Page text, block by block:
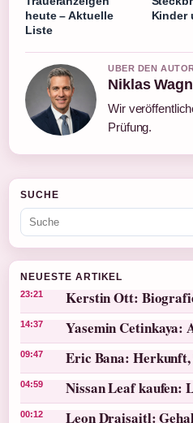
heute – Aktuelle
Liste
Kinder
UBER DEN
Niklas
Wir
Prüfung.
SUCHE
NEUESTE ARTIKEL
23:21 Kerstin Ott:
14:37 Yasemin Cetinkaya:
09:47 Eric Bana:
04:59 Nissan Leaf kaufen:
00:12 Leon Draisaitl: